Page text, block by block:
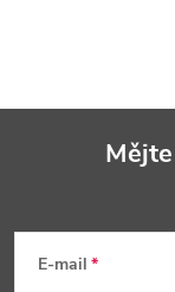
E-mail